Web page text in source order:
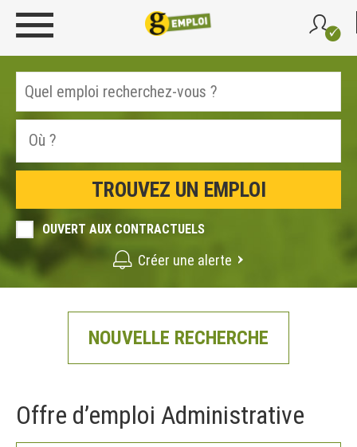
OUVERT AUX CONTRACTUELS
Créer une alerte
NOUVELLE RECHERCHE
Offre d’emploi Administrative